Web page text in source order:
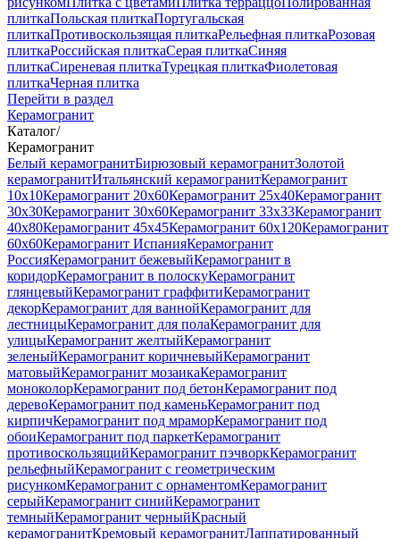
плиткаПольская плиткаПортугальская
плиткаПротивоскользящая плиткаРельефная плиткаРозовая
плиткаРоссийская плиткаСерая плиткаСиняя
плиткаСиреневая плиткаТурецкая плиткаФиолетовая
плиткаЧерная плитка
Перейти в раздел
Керамогранит
Каталог/
Керамогранит
Белый керамогранитБирюзовый керамогранитЗолотой
керамогранитИтальянский керамогранитКерамогранит
10x10Керамогранит 20x60Керамогранит 25x40Керамогранит
30x30Керамогранит 30x60Керамогранит 33x33Керамогранит
40x80Керамогранит 45x45Керамогранит 60x120Керамогранит
60x60Керамогранит ИспанияКерамогранит
РоссияКерамогранит бежевыйКерамогранит в
коридорКерамогранит в полоскуКерамогранит
глянцевыйКерамогранит граффитиКерамогранит
декорКерамогранит для ваннойКерамогранит для
лестницыКерамогранит для полаКерамогранит для
улицыКерамогранит желтыйКерамогранит
зеленыйКерамогранит коричневыйКерамогранит
матовыйКерамогранит мозаикаКерамогранит
моноколорКерамогранит под бетонКерамогранит под
деревоКерамогранит под каменьКерамогранит под
кирпичКерамогранит под мраморКерамогранит под
обоиКерамогранит под паркетКерамогранит
противоскользящийКерамогранит пэчворкКерамогранит
рельефныйКерамогранит с геометрическим
рисункомКерамогранит с орнаментомКерамогранит
серыйКерамогранит синийКерамогранит
темныйКерамогранит черныйКрасный
керамогранитКремовый керамогранитЛаппатированный